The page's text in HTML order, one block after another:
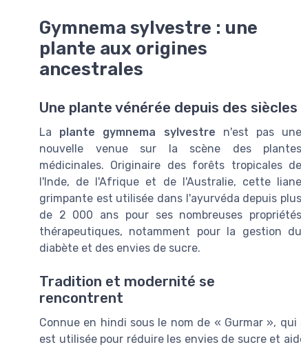
Gymnema sylvestre : une
plante aux origines
ancestrales
Une plante vénérée depuis des siècles
La plante gymnema sylvestre n'est pas une
nouvelle venue sur la scène des plantes
médicinales. Originaire des forêts tropicales de
l'Inde, de l'Afrique et de l'Australie, cette liane
grimpante est utilisée dans l'ayurvéda depuis plus
de 2 000 ans pour ses nombreuses propriétés
thérapeutiques, notamment pour la gestion du
diabète et des envies de sucre.
Tradition et modernité se
rencontrent
Connue en hindi sous le nom de « Gurmar »,
est utilisée pour réduire les envies de sucre et